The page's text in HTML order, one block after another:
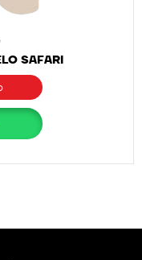
SAFARI